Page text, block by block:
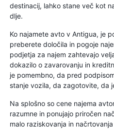
destinacij, lahko stane več kot
dlje.
Ko najamete avto v Antigua, je
preberete določila in pogoje
podjetja za najem zahtevajo
dokazilo o zavarovanju in
je pomembno, da pred
stanje vozila, da zagotovite, da
Na splošno so cene najema
razumne in ponujajo priročen
malo raziskovanja in